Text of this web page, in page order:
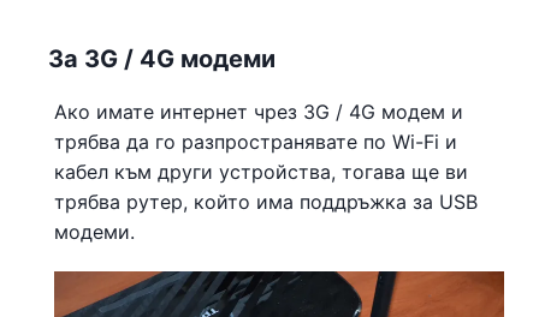
За 3G / 4G модеми
Ако имате интернет чрез 3G / 4G модем и
трябва да го разпространявате по Wi-Fi и
кабел към други устройства, тогава ще ви
трябва рутер, който има поддръжка за USB
модеми.